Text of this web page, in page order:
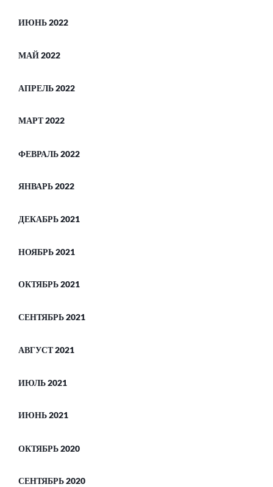
ИЮНЬ 2022
МАЙ 2022
АПРЕЛЬ 2022
МАРТ 2022
ФЕВРАЛЬ 2022
ЯНВАРЬ 2022
ДЕКАБРЬ 2021
НОЯБРЬ 2021
ОКТЯБРЬ 2021
СЕНТЯБРЬ 2021
АВГУСТ 2021
ИЮЛЬ 2021
ИЮНЬ 2021
ОКТЯБРЬ 2020
СЕНТЯБРЬ 2020